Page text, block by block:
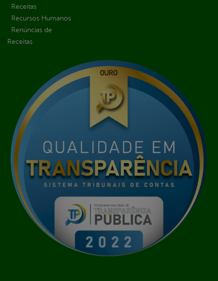
Receitas
Recursos Humanos
Renúncias de
Receitas